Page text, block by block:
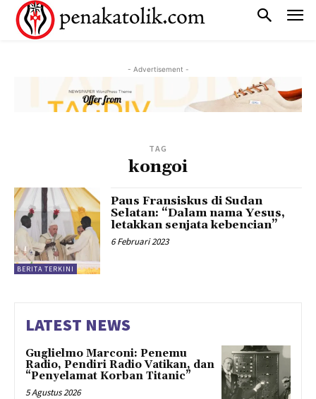
- Advertisement -
TAG
kongoi
BERITA TERKINI
Paus Fransiskus di Sudan
Selatan: “Dalam nama Yesus,
letakkan senjata kebencian”
6 Februari 2023
LATEST NEWS
Guglielmo Marconi: Penemu
Radio, Pendiri Radio Vatikan, dan
“Penyelamat Korban Titanic”
5 Agustus 2026